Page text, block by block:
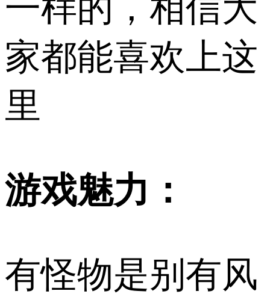
一样的，相信大
家都能喜欢上这
里
游戏魅力：
有怪物是别有风